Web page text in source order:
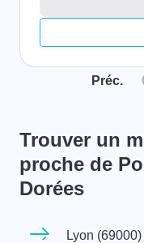
Préc.
Trouver un
proche de
Dorées
Lyon (69000)